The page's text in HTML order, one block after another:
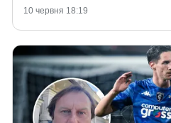
10 червня 18:19